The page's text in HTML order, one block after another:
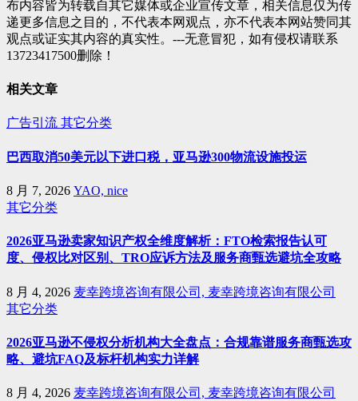
布内容皆为转载自其它媒体或企业宣传文章，相关信息仅为传
递更多信息之目的，不代表本网观点，亦不代表本网站赞同其
观点或证实其内容的真实性。---无意冒犯，如有侵权请联系
13723417500删除！
相关文章
广告引流 其它分类
巴西取消50美元以下进口税，亚马逊300物流设施投运
8 月 7, 2026 YAO, nice
其它分类
2026亚马逊卖家知识产权全维度解析：FTO检索报告认可
度、侵权比对区别、TRO应诉方法及服务商甄选避坑全攻略
8 月 4, 2026 麦幸跨境咨询有限公司, 麦幸跨境咨询有限公司
其它分类
2026亚马逊不侵权分析机构大全盘点：合规靠谱服务商甄选攻
略、避坑FAQ及标杆机构实力详解
8 月 4, 2026 麦幸跨境咨询有限公司, 麦幸跨境咨询有限公司